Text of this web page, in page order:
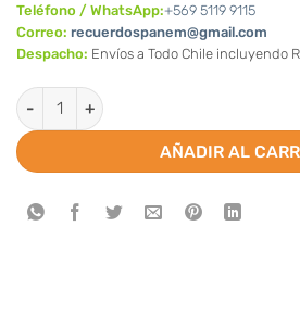
Teléfono / WhatsApp:+569 5119 9115
Correo: recuerdospanem@gmail.com
Despacho: Envíos a Todo Chile incluyendo
YOUCAT para niños cantidad
AÑADIR AL